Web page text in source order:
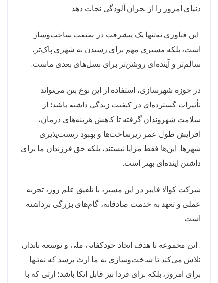
دنیای امروز را از بحران آلودگی نجات دهد.
این فناوری نه‌تنها یک پیشرفت در صنعت ساخت‌وساز
است، بلکه مسیری مهم برای رسیدن به شهری پاک‌تر،
سالم‌تر و آینده‌ای روشن‌تر برای نسل‌های بعدی ماست.
در حوزه شهرسازی، استفاده از این نوع بتن می‌تواند
تأثیرات گسترده‌ای در کیفیت زندگی داشته باشد؛ از
سلامت شهروندان گرفته تا کاهش هزینه‌های درمان،
افزایش طول عمر زیرساخت‌ها و بهبود زیست‌پذیری
شهرها. این‌ها فقط مزایا نیستند، بلکه حق فرزندان ما برای
داشتن آینده‌ای بهتر است.
شرکت کوالا فایبر در این مسیر، با تلفیق علم روز، تجربه
عملی و تعهد به خدمت صادقانه، گام‌های بزرگی برداشته
است
. این مجموعه با هدف ایجاد خودکفایی ملی و توسعه پایدار،
تلاش می‌کند تا ساخت‌وسازی به ما ارث برسد که نه‌تنها
برای امروز، بلکه برای فردا نیز قابل اتکا باشد؛ ارثی که با